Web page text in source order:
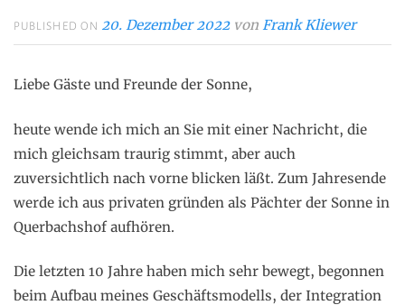
PUBLISHED ON 20. Dezember 2022 vonFrank Kliewer
Liebe Gäste und Freunde der Sonne,
heute wende ich mich an Sie mit einer Nachricht, die
mich gleichsam traurig stimmt, aber auch
zuversichtlich nach vorne blicken läßt. Zum Jahresende
werde ich aus privaten gründen als Pächter der Sonne in
Querbachshof aufhören.
Die letzten 10 Jahre haben mich sehr bewegt, begonnen
beim Aufbau meines Geschäftsmodells, der Integration